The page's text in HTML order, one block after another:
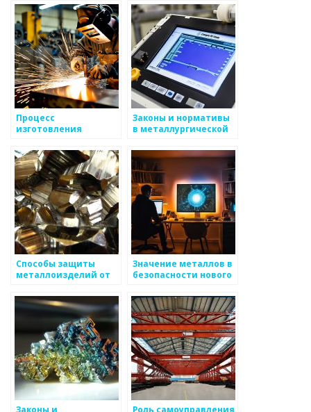
Процесс
изготовления
технологии и
инструменты
Законы и нормативы
в металлургической
Способы защиты
металлоизделий от
Значение металлов в
безопасности нового
Законы и Роль самоуправления